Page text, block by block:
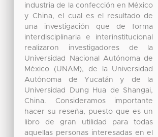
industria de la confección en México
y China, el cual es el resultado de
una investigación que de forma
interdisciplinaria e interinstitucional
realizaron investigadores de la
Universidad Nacional Autónoma de
México (UNAM), de la Universidad
Autónoma de Yucatán y de la
Universidad Dung Hua de Shangai,
China. Consideramos importante
hacer su reseña, puesto que es un
libro de gran utilidad para todas
aquellas personas interesadas en el